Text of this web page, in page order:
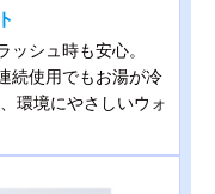
シュ時も安心。
続使用でもお湯が冷
環境にやさしいウォ